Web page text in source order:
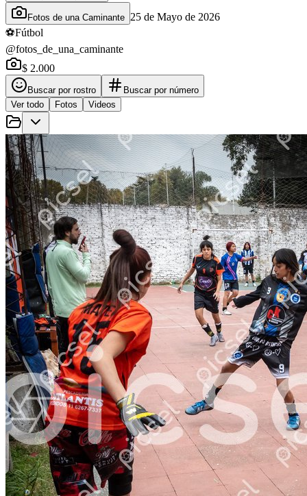
Fotos de una Caminante 25 de Mayo de 2026
⚽Fútbol
@fotos_de_una_caminante
$ 2.000
Buscar por rostro
Buscar por número
Ver todo
Fotos Videos